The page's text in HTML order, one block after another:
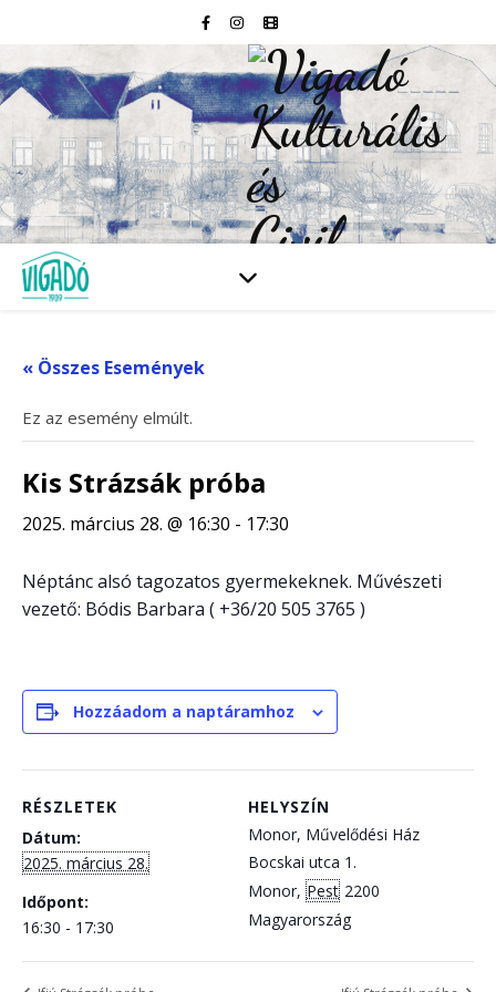
« Összes Események
Ez az esemény elmúlt.
Kis Strázsák próba
2025. március 28. @ 16:30 - 17:30
Néptánc alsó tagozatos gyermekeknek. Művészeti
vezető: Bódis Barbara ( +36/20 505 3765 )
Hozzáadom a naptáramhoz
RÉSZLETEK
Dátum:
2025. március 28.
Időpont:
16:30 - 17:30
HELYSZÍN
Monor, Művelődési Ház
Bocskai utca 1.
Monor, Pest 2200
Magyarország